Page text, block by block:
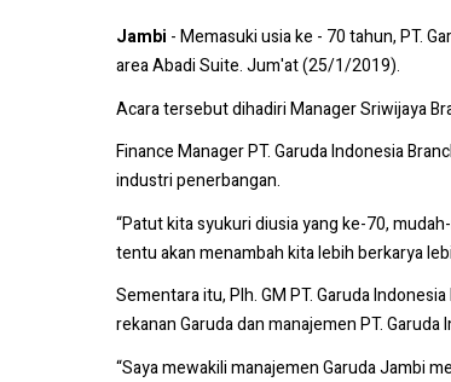
Jambi - Memasuki usia ke - 70 tahun, PT.
area Abadi Suite. Jum'at (25/1/2019).
Acara tersebut dihadiri Manager Sriwijaya
Finance Manager PT. Garuda Indonesia
industri penerbangan.
“Patut kita syukuri diusia yang ke-70,
tentu akan menambah kita lebih berkarya
Sementara itu, Plh. GM PT. Garuda
rekanan Garuda dan manajemen PT.
“Saya mewakili manajemen Garuda Jambi